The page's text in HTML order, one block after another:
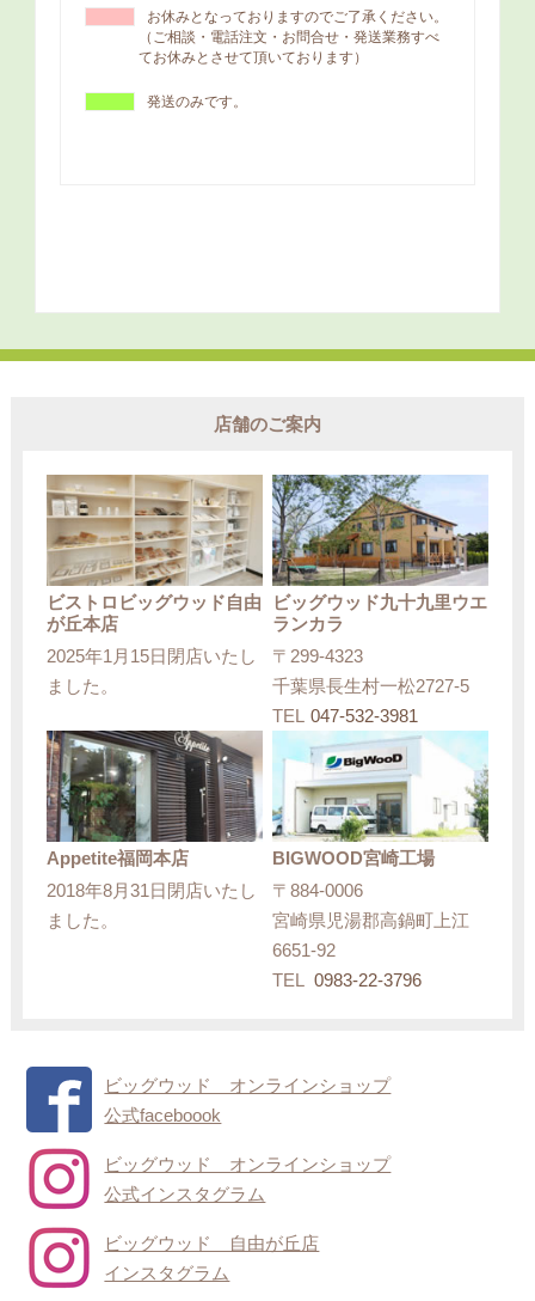
店舗のご案内
ビストロビッグウッド自由
が丘本店
2025年1月15日閉店いたし
ました。
ビッグウッド九十九里ウエ
ランカラ
〒299-4323
千葉県長生村一松2727-5
TEL 047-532-3981
Appetite福岡本店
2018年8月31日閉店いたし
ました。
BIGWOOD宮崎工場
〒884-0006
宮崎県児湯郡高鍋町上江
6651-92
TEL
0983-22-3796
ビッグウッド オンラインショップ
公式faceboook
ビッグウッド オンラインショップ
公式インスタグラム
ビッグウッド 自由が丘店
インスタグラム